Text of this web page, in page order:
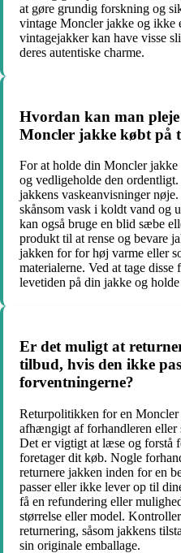
at gøre grundig forskning og
vintage Moncler jakke og ikke
vintagejakker kan have visse
deres autentiske charme.
Hvordan kan man pleje
Moncler jakke købt på
For at holde din Moncler
og vedligeholde den
jakkens vaskeanvisninger
skånsom vask i koldt vand og
kan også bruge en blid sæbe
produkt til at rense og bevare
jakken for for høj varme eller
materialerne. Ved at tage
levetiden på din jakke og
Er det muligt at
tilbud, hvis den ikke
forventningerne?
Returpolitikken for en
afhængigt af forhandleren eller
Det er vigtigt at læse og forstå
foretager dit køb. Nogle
returnere jakken inden for en
passer eller ikke lever op til
få en refundering eller
størrelse eller model.
returnering, såsom jakkens
sin originale emballage.